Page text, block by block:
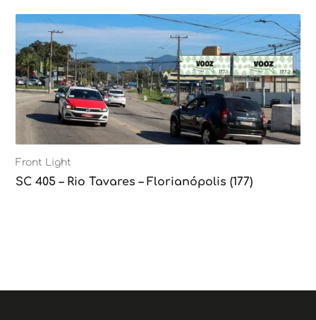
Front Light
SC 405 – Rio Tavares – Florianópolis (177)